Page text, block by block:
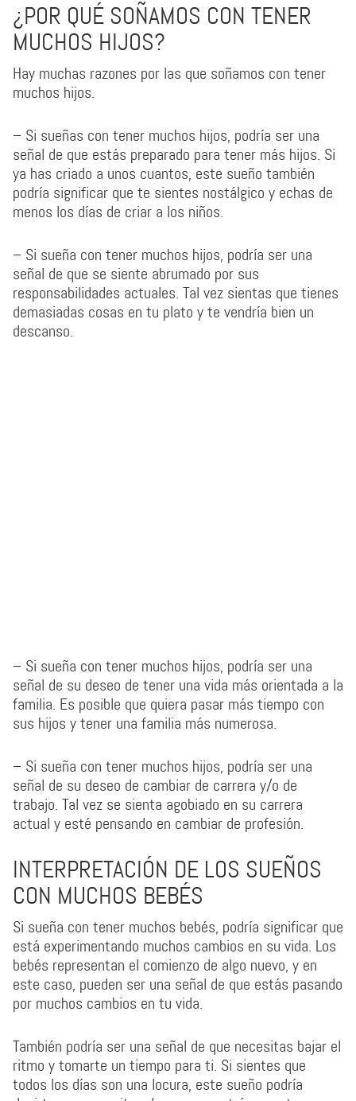
¿POR QUÉ SOÑAMOS CON TENER
MUCHOS HIJOS?
Hay muchas razones por las que soñamos con tener
muchos hijos.
– Si sueñas con tener muchos hijos, podría ser una
señal de que estás preparado para tener más hijos. Si
ya has criado a unos cuantos, este sueño también
podría significar que te sientes nostálgico y echas de
menos los días de criar a los niños.
– Si sueña con tener muchos hijos, podría ser una
señal de que se siente abrumado por sus
responsabilidades actuales. Tal vez sientas que tienes
demasiadas cosas en tu plato y te vendría bien un
descanso.
– Si sueña con tener muchos hijos, podría ser una
señal de su deseo de tener una vida más orientada a la
familia. Es posible que quiera pasar más tiempo con
sus hijos y tener una familia más numerosa.
– Si sueña con tener muchos hijos, podría ser una
señal de su deseo de cambiar de carrera y/o de
trabajo. Tal vez se sienta agobiado en su carrera
actual y esté pensando en cambiar de profesión.
INTERPRETACIÓN DE LOS SUEÑOS
CON MUCHOS BEBÉS
Si sueña con tener muchos bebés, podría significar que
está experimentando muchos cambios en su vida. Los
bebés representan el comienzo de algo nuevo, y en
este caso, pueden ser una señal de que estás pasando
por muchos cambios en tu vida.
También podría ser una señal de que necesitas bajar el
ritmo y tomarte un tiempo para ti. Si sientes que
todos los días son una locura, este sueño podría